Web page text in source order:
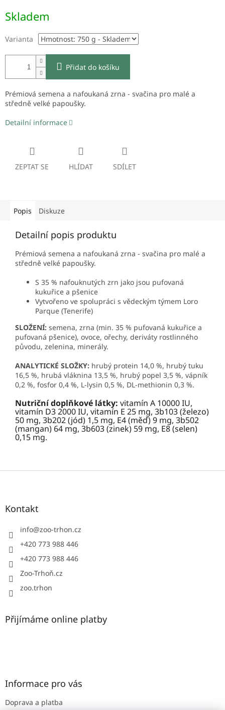
cena:
Skladem
Varianta
Přidat do košíku
Prémiová semena a nafoukaná zrna - svačina pro malé a
středně velké papoušky.
Detailní informace
ZEPTAT SE HLÍDAT SDÍLET
Popis Diskuze
Detailní popis produktu
Prémiová semena a nafoukaná zrna - svačina pro malé a
středně velké papoušky.
S 35 % nafouknutých zrn jako jsou pufovaná
kukuřice a pšenice
Vytvořeno ve spolupráci s vědeckým týmem Loro
Parque (Tenerife)
SLOŽENÍ: semena, zrna (min. 35 % pufovaná kukuřice a
pufovaná pšenice), ovoce, ořechy, deriváty rostlinného
původu, zelenina, minerály.
ANALYTICKÉ SLOŽKY: hrubý protein 14,0 %, hrubý tuku
16,5 %, hrubá vláknina 13,5 %, hrubý popel 3,5 %, vápník
0,2 %, fosfor 0,4 %, L-lysin 0,5 %, DL-methionin 0,3 %.
Nutriční doplňkové látky: vitamín A 10000 IU,
vitamín D3 2000 IU, vitamín E 25 mg, 3b103 (železo)
50 mg, 3b202 (jód) 1,5 mg, E4 (měď) 9 mg, 3b502
(mangan) 64 mg, 3b603 (zinek) 59 mg, E8 (selen)
0,15 mg.
Z
Kontakt
info@zoo-trhon.cz
+420 773 988 446
+420 773 988 446
Zoo-Trhoň.cz
zoo.trhon
Přijímáme online platby
Informace pro vás
Doprava a platba